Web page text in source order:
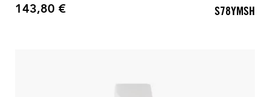
Preis
143,80 € S78YMSH